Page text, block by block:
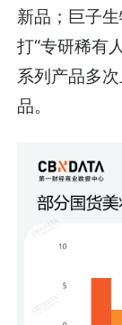
新品；巨子
打“专研稀有
系列产品多
品。